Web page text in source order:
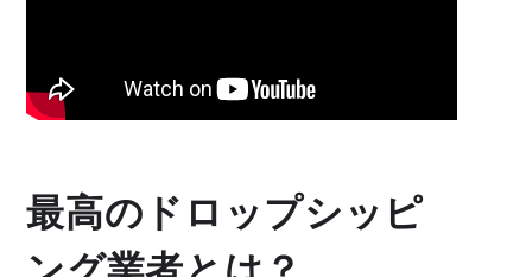
最高のドロップシッピ